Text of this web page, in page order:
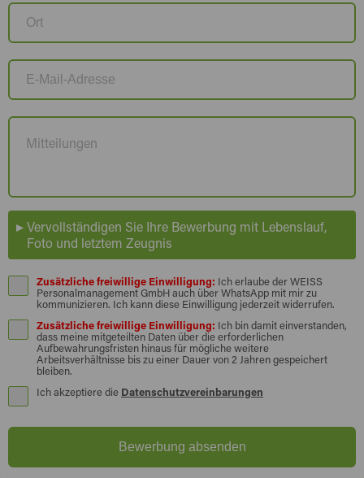
Vervollständigen Sie Ihre Bewerbung mit Lebenslauf,
Foto und letztem Zeugnis
Zusätzliche freiwillige Einwilligung: Ich erlaube der WEISS
Personalmanagement GmbH auch über WhatsApp mit mir zu
kommunizieren. Ich kann diese Einwilligung jederzeit widerrufen.
Zusätzliche freiwillige Einwilligung: Ich bin damit einverstanden,
dass meine mitgeteilten Daten über die erforderlichen
Aufbewahrungsfristen hinaus für mögliche weitere
Arbeitsverhältnisse bis zu einer Dauer von 2 Jahren gespeichert
bleiben.
Ich akzeptiere die Datenschutzvereinbarungen
Bewerbung absenden